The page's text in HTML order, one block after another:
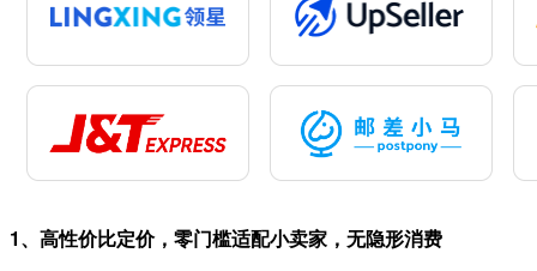
1、高性价比定价，零门槛适配小卖家，无隐形消费